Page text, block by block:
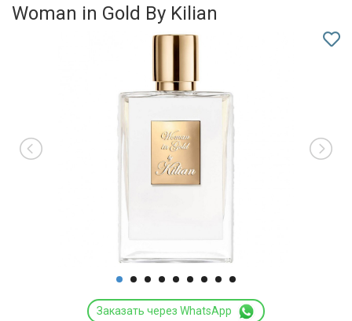
Woman in Gold By Kilian
Заказать через WhatsApp